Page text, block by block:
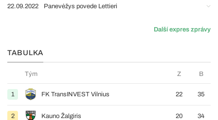
22.09.2022 Panevėžys povede Lettieri
Další expres zprávy
TABULKA
Tým Z B
1 FK TransINVEST Vilnius 22 35
2 Kauno Žalgiris 20 34